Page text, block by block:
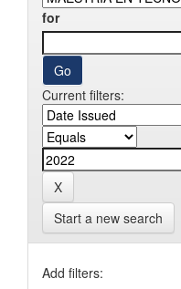
for
Current filters:
Start a new search
Add filters: